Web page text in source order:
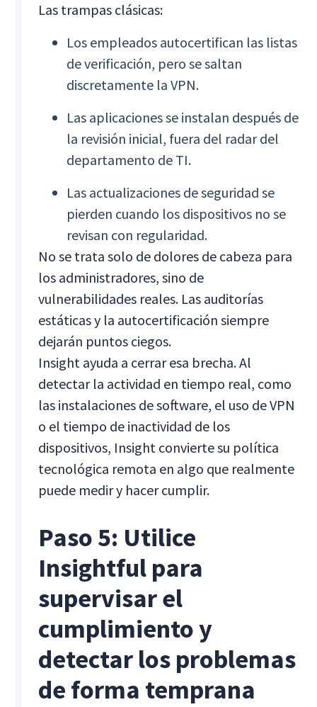
Las trampas clásicas:
Los empleados autocertifican las listas
de verificación, pero se saltan
discretamente la VPN.
Las aplicaciones se instalan después de
la revisión inicial, fuera del radar del
departamento de TI.
Las actualizaciones de seguridad se
pierden cuando los dispositivos no se
revisan con regularidad.
No se trata solo de dolores de cabeza para
los administradores, sino de
vulnerabilidades reales. Las auditorías
estáticas y la autocertificación siempre
dejarán puntos ciegos.
Insight ayuda a cerrar esa brecha. Al
detectar la actividad en tiempo real, como
las instalaciones de software, el uso de VPN
o el tiempo de inactividad de los
dispositivos, Insight convierte su política
tecnológica remota en algo que realmente
puede medir y hacer cumplir.
Paso 5: Utilice
Insightful para
supervisar el
cumplimiento y
detectar los problemas
de forma temprana